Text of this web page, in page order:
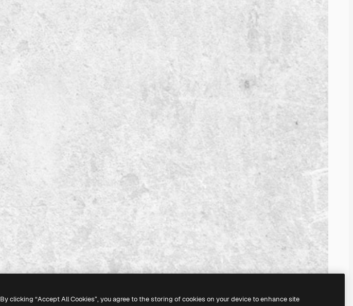
By clicking “Accept All Cookies”, you agree to the storing of cookies on your device to enhance site